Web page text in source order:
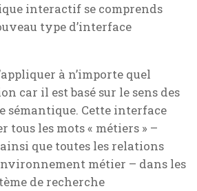
interactif se comprends
type d’interface
à n’importe quel
car il est basé sur le sens des
sémantique. Cette interface
tous les mots « métiers » –
que toutes les relations
métier – dans les
de recherche